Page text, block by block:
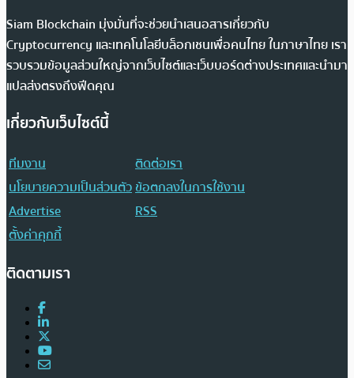
Siam Blockchain มุ่งมั่นที่จะช่วยนำเสนอสารเกี่ยวกับ
Cryptocurrency และเทคโนโลยีบล็อกเชนเพื่อคนไทย ในภาษาไทย เรา
รวบรวมข้อมูลส่วนใหญ่จากเว็บไซต์และเว็บบอร์ดต่างประเทศและนำมา
แปลส่งตรงถึงฟีดคุณ
เกี่ยวกับเว็บไซต์นี้
ทีมงาน
ติดต่อเรา
นโยบายความเป็นส่วนตัวข้อตกลงในการใช้งาน
Advertise
RSS
ตั้งค่าคุกกี้
ติดตามเรา